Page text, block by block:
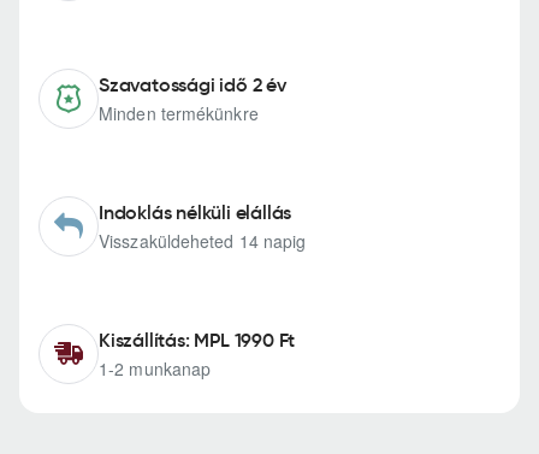
Szavatossági idő 2 év
Minden termékünkre
Indoklás nélküli elállás
Visszaküldeheted 14 napig
Kiszállítás: MPL 1990 Ft
1-2 munkanap